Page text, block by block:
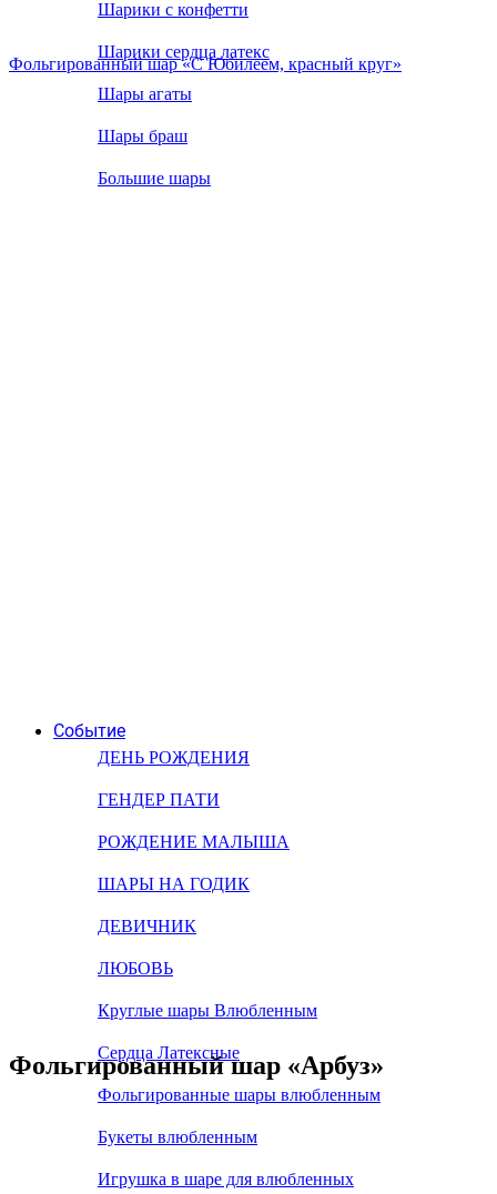
Шарики с конфетти
Шарики сердца латекс
Шары агаты
Шары браш
Большие шары
Событие
ДЕНЬ РОЖДЕНИЯ
ГЕНДЕР ПАТИ
РОЖДЕНИЕ МАЛЫША
ШАРЫ НА ГОДИК
ДЕВИЧНИК
ЛЮБОВЬ
Круглые шары Влюбленным
Сердца Латексные
Фольгированные шары влюбленным
Букеты влюбленным
Игрушка в шаре для влюбленных
Фольгированный шар «С Юбилеем, красный круг»
Фольгированный шар «Арбуз»